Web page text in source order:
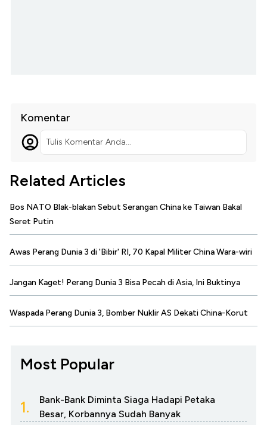
Komentar
Tulis Komentar Anda...
Related Articles
Bos NATO Blak-blakan Sebut Serangan China ke Taiwan Bakal
Seret Putin
Awas Perang Dunia 3 di 'Bibir' RI, 70 Kapal Militer China Wara-wiri
Jangan Kaget! Perang Dunia 3 Bisa Pecah di Asia, Ini Buktinya
Waspada Perang Dunia 3, Bomber Nuklir AS Dekati China-Korut
Most Popular
1.
Bank-Bank Diminta Siaga Hadapi Petaka
Besar, Korbannya Sudah Banyak